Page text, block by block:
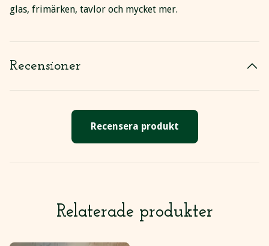
glas, frimärken, tavlor och mycket mer.
Recensioner
Recensera produkt
Relaterade produkter